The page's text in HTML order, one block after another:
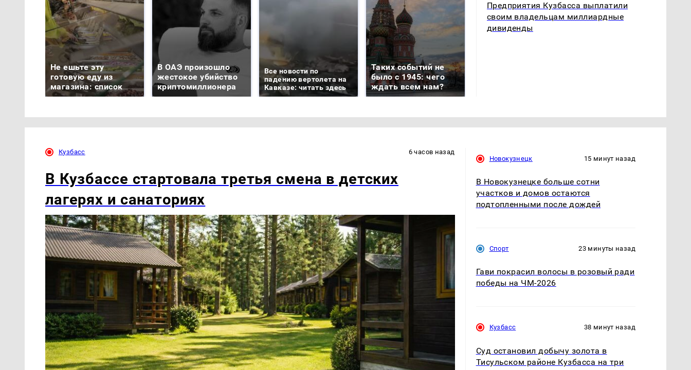
Не ешьте эту
готовую еду из
магазина: список
В ОАЭ произошло
жестокое убийство
криптомиллионера
Все новости по
падению вертолета на
Кавказе: читать здесь
Таких событий не
было с 1945: чего
ждать всем нам?
Предприятия Кузбасса выплатили
своим владельцам миллиардные
дивиденды
Кузбасс 6 часов назад
В Кузбассе стартовала третья смена в детских
лагерях и санаториях
Новокузнецк 15 минут назад
В Новокузнецке больше сотни
участков и домов остаются
подтопленными после дождей
Спорт 23 минуты назад
Гави покрасил волосы в розовый ради
победы на ЧМ-2026
Кузбасс 38 минут назад
Суд остановил добычу золота в
Тисульском районе Кузбасса на три